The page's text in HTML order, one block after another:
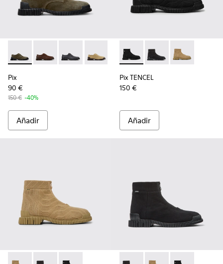
Pix - K101076-003 - Zapatos verdes afelpados para hombre.
Pix - K101076-010 - Zapatos de piel marrones para
Pix - K101076-008 - Zapatos de piel grises
Pix - K101076-006 - Zapatos de ante
Pix - K101076-005 - Zapatos
Pix - K101076-001 -
Pix
90 €
150 € -40%
Añadir
Pix TENCEL - K300262-
Pix TENCEL -Pix TENCEL
Pix TENCEL
150 €
Añadir